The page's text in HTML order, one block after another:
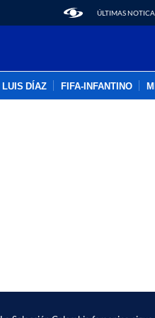
ÚLTIMAS
LUIS DÍAZ FIFA-INFANTINO